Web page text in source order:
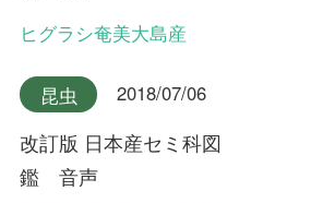
改訂版 日本産セミ科図
鑑 音声
ヒメハルゼミ(夕方の合唱)
昆虫 2018/07/06
改訂版 日本産セミ科図